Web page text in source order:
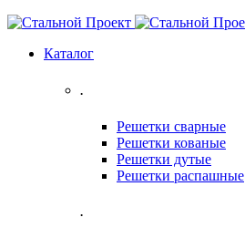
Каталог
.
Решетки сварные
Решетки кованые
Решетки дутые
Решетки распашные
.